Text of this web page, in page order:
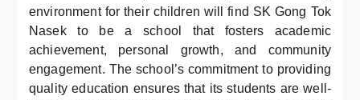
environment for their children will find SK Gong Tok
Nasek to be a school that fosters academic
achievement, personal growth, and community
engagement. The school’s commitment to providing
quality education ensures that its students are well-